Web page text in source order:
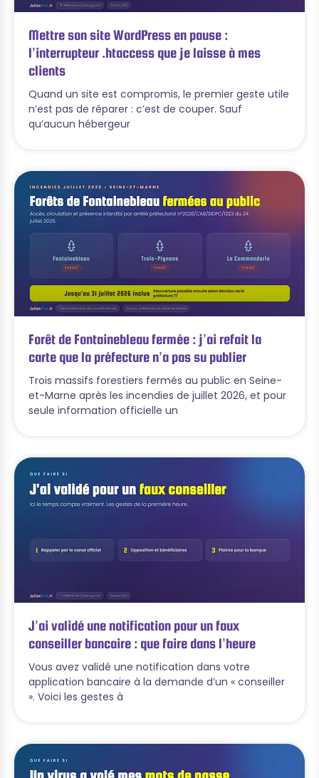
Mettre son site WordPress en pause :
l’interrupteur .htaccess que je laisse à mes
clients
Quand un site est compromis, le premier geste utile
n’est pas de réparer : c’est de couper. Sauf
qu’aucun hébergeur
Forêt de Fontainebleau fermée : j’ai refait la
carte que la préfecture n’a pas su publier
Trois massifs forestiers fermés au public en Seine-
et-Marne après les incendies de juillet 2026, et pour
seule information officielle un
J’ai validé une notification pour un faux
conseiller bancaire : que faire dans l’heure
Vous avez validé une notification dans votre
application bancaire à la demande d’un « conseiller
». Voici les gestes à